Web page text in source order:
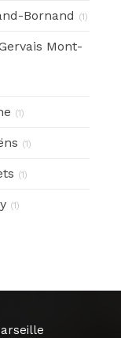
Bornand (1)
Mont-
(1)
(1)
(1)
(1)